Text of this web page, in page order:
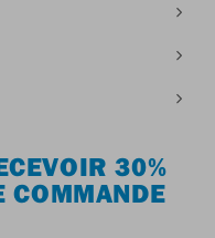
30%
COMMANDE